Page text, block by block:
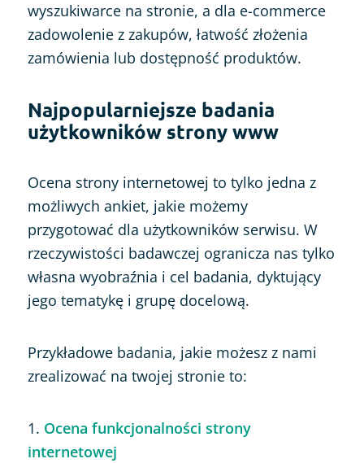
wyszukiwarce na stronie, a dla e-commerce
zadowolenie z zakupów, łatwość złożenia
zamówienia lub dostępność produktów.
Najpopularniejsze badania
użytkowników strony www
Ocena strony internetowej to tylko jedna z
możliwych ankiet, jakie możemy
przygotować dla użytkowników serwisu. W
rzeczywistości badawczej ogranicza nas tylko
własna wyobraźnia i cel badania, dyktujący
jego tematykę i grupę docelową.
Przykładowe badania, jakie możesz z nami
zrealizować na twojej stronie to:
1. Ocena funkcjonalności strony
internetowej